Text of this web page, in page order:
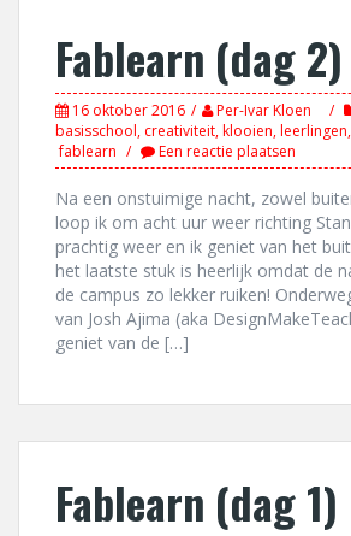
Fablearn (dag 2)
16 oktober 2016 Per-Ivar Kloen
basisschool, creativiteit,klooien,leerlingen,
fablearn
Een reactie plaatsen
Na een onstuimige nacht, zowel
loop ik om acht uur weer richting
prachtig weer en ik geniet van het
het laatste stuk is heerlijk omdat de
de campus zo lekker ruiken!
van Josh Ajima (aka
geniet van de […]
Fablearn (dag 1)